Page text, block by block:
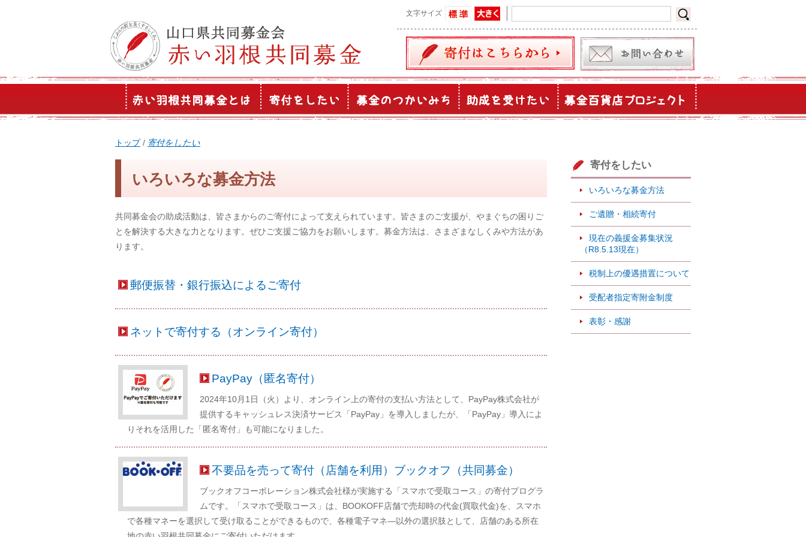
文字サイズ
現
在
トップ/ 寄付をしたい
いろいろな募金方法
共同募金会の助成活動は、皆さまからのご寄付によって支えられています。皆さまのご支援が、やまぐちの困りご
とを解決する大きな力となります。ぜひご支援ご協力をお願いします。募金方法は、さまざまなしくみや方法があ
ります。
郵便振替・銀行振込によるご寄付
ネットで寄付する（オンライン寄付）
PayPay（匿名寄付）
2024年10月1日（火）より、オンライン上の寄付の支払い方法として、PayPay株式会社が
提供するキャッシュレス決済サービス「PayPay」を導入しましたが、「PayPay」導入によ
りそれを活用した「匿名寄付」も可能になりました。
不要品を売って寄付（店舗を利用）ブックオフ（共同募金）
ブックオフコーポレーション株式会社様が実施する「スマホで受取コース」の寄付プログラ
ムです。「スマホで受取コース」は、BOOKOFF店舗で売却時の代金(買取代金)を、スマホ
で各種マネーを選択して受け取ることができるもので、各種電子マネ―以外の選択肢として、店舗のある所在
寄付をしたい
いろいろな募金方法
ご遺贈・相続寄付
現在の義援金募集状況
（R8.5.13現在）
税制上の優遇措置について
受配者指定寄附金制度
表彰・感謝